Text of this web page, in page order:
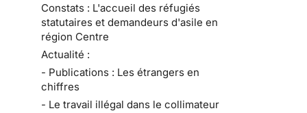
Constats : L'accueil des réfugiés
statutaires et demandeurs d'asile en
région Centre
Actualité :
- Publications : Les étrangers en
chiffres
- Le travail illégal dans le collimateur